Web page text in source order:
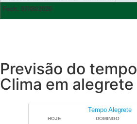
Fech. 07/08/2026
Previsão do tempo
Clima em alegrete